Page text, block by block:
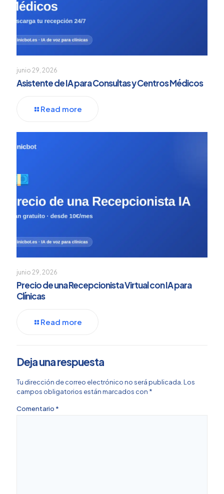
junio 29, 2026
Asistente de IA para Consultas y Centros Médicos
Read more
junio 29, 2026
Precio de una Recepcionista Virtual con IA para
Clínicas
Read more
Deja una respuesta
Tu dirección de correo electrónico no será publicada. Los
campos obligatorios están marcados con *
Comentario *